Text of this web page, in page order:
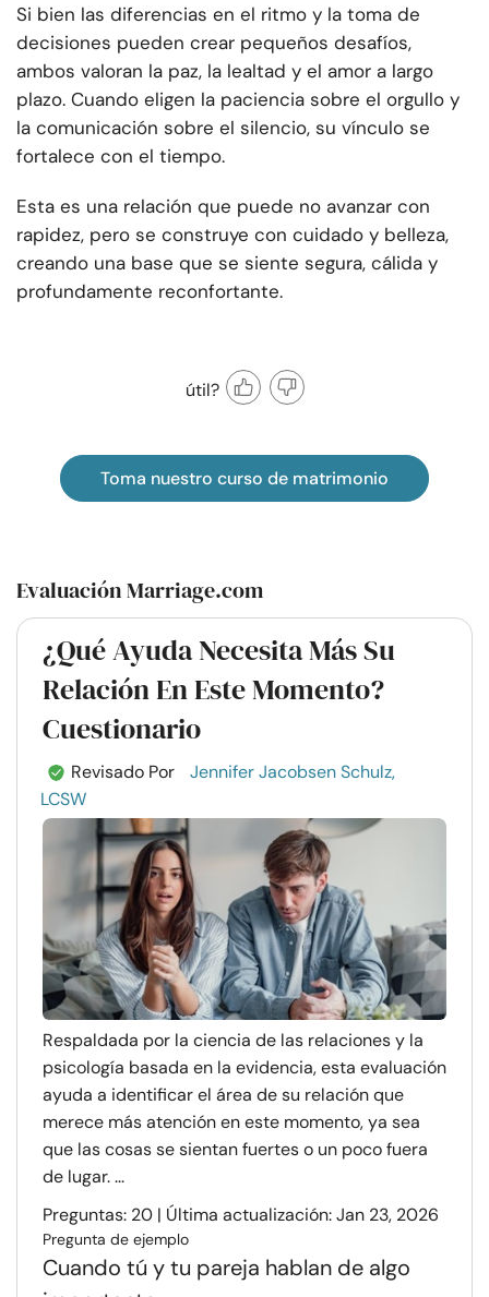
Si bien las diferencias en el ritmo y la toma de
decisiones pueden crear pequeños desafíos,
ambos valoran la paz, la lealtad y el amor a largo
plazo. Cuando eligen la paciencia sobre el orgullo y
la comunicación sobre el silencio, su vínculo se
fortalece con el tiempo.
Esta es una relación que puede no avanzar con
rapidez, pero se construye con cuidado y belleza,
creando una base que se siente segura, cálida y
profundamente reconfortante.
útil?
Toma nuestro curso de matrimonio
Evaluación Marriage.com
¿Qué Ayuda Necesita Más Su
Relación En Este Momento?
Cuestionario
Revisado Por
Jennifer Jacobsen Schulz,
LCSW
Respaldada por la ciencia de las relaciones y la
psicología basada en la evidencia, esta evaluación
ayuda a identificar el área de su relación que
merece más atención en este momento, ya sea
que las cosas se sientan fuertes o un poco fuera
de lugar. ...
Preguntas: 20 | Última actualización: Jan 23, 2026
Pregunta de ejemplo
Cuando tú y tu pareja hablan de algo